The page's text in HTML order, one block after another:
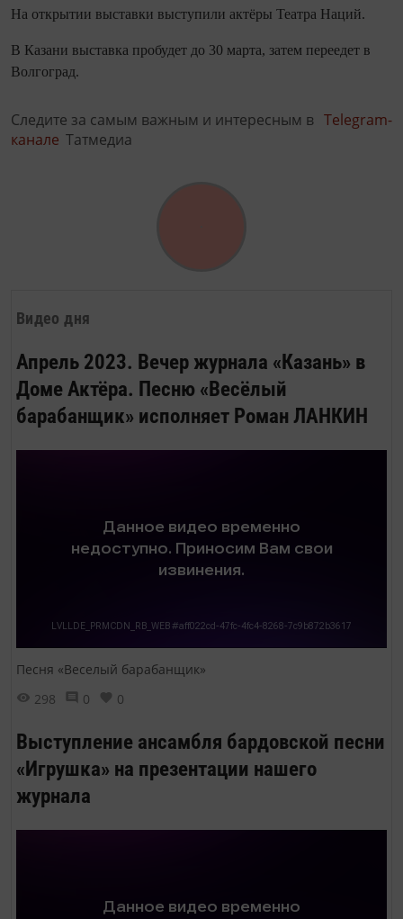
Видео дня
Апрель 2023. Вечер журнала «Казань» в
Доме Актёра. Песню «Весёлый
барабанщик» исполняет Роман ЛАНКИН
Песня «Веселый барабанщик»
298
0 0
Выступление ансамбля бардовской песни
«Игрушка» на презентации нашего
журнала
На открытии выставки выступили актёры Театра Наций.
В Казани выставка пробудет до 30 марта, затем переедет в
Волгоград.
Следите за самым важным и интересным в Telegram-
канале Татмедиа